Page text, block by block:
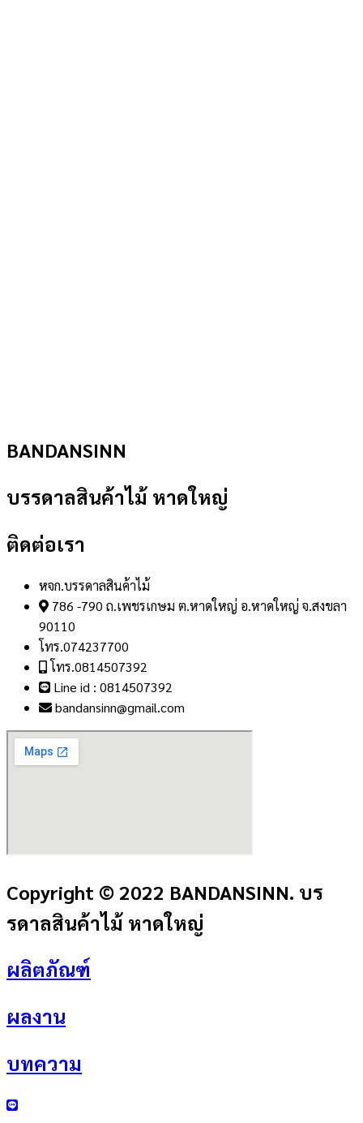
BANDANSINN
บรรดาลสินค้าไม้ หาดใหญ่
ติดต่อเรา
หจก.บรรดาลสินค้าไม้
786 -790 ถ.เพชรเกษม ต.หาดใหญ่ อ.หาดใหญ่ จ.สงขลา
90110
โทร.074237700
โทร.0814507392
Line id : 0814507392
bandansinn@gmail.com
Copyright © 2022 BANDANSINN. บร
รดาลสินค้าไม้ หาดใหญ่
ผลิตภัณฑ์
ผลงาน
บทความ